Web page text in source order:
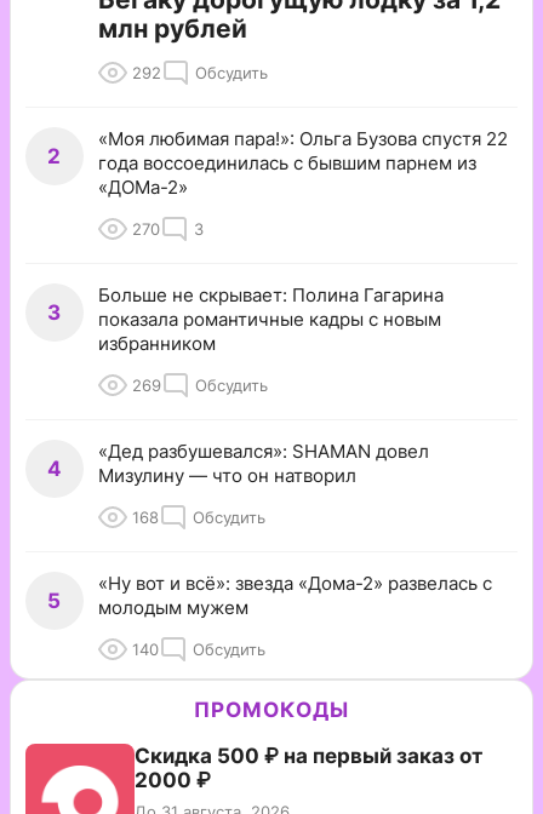
млн рублей
292 Обсудить
2
«Моя любимая пара!»: Ольга Бузова спустя 22
года воссоединилась с бывшим парнем из
«ДОМа-2»
270 3
3
Больше не скрывает: Полина Гагарина
показала романтичные кадры с новым
избранником
269 Обсудить
4
«Дед разбушевался»: SHAMAN довел
Мизулину — что он натворил
168 Обсудить
5
«Ну вот и всё»: звезда «Дома-2» развелась с
молодым мужем
140 Обсудить
ПРОМОКОДЫ
Скидка 500 ₽ на первый заказ от
2000 ₽